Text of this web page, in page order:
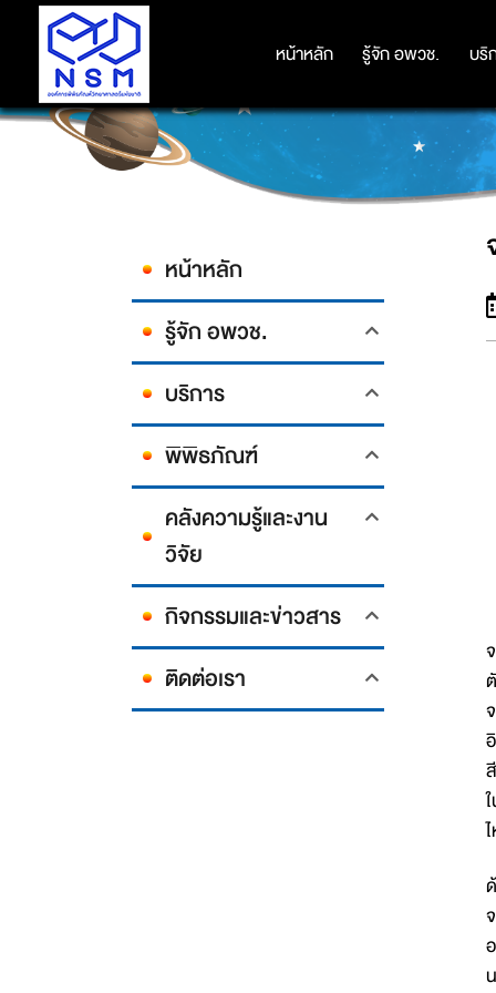
หน้าหลัก รู้จัก อพวช. บริ
หน้าหลัก รู้จัก อพวช. บริ
หน้าหลัก
รู้จัก อพวช.
บริการ
พิพิธภัณฑ์
คลังความรู้และงาน
วิจัย
กิจกรรมและข่าวสาร
ติดต่อเรา